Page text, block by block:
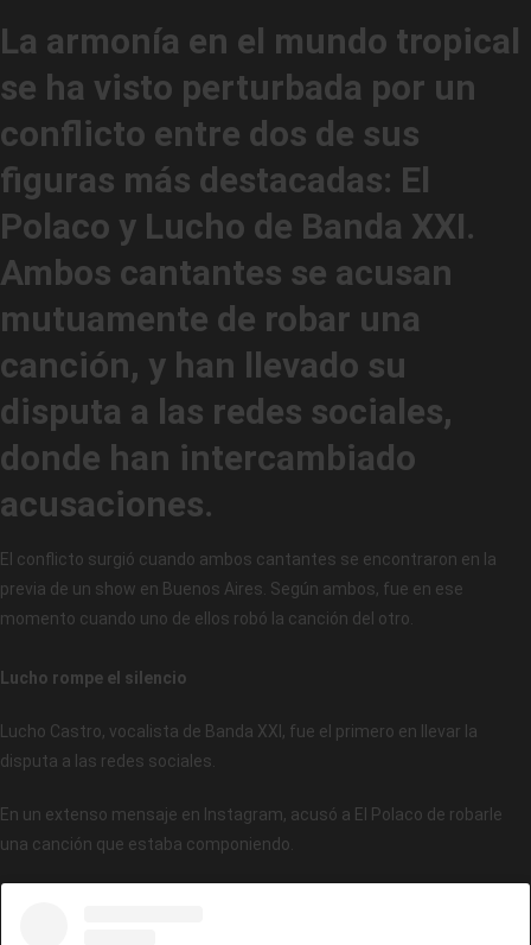
La armonía en el mundo tropical
se ha visto perturbada por un
conflicto entre dos de sus
figuras más destacadas: El
Polaco y Lucho de Banda XXI.
Ambos cantantes se acusan
mutuamente de robar una
canción, y han llevado su
disputa a las redes sociales,
donde han intercambiado
acusaciones.
El conflicto surgió cuando ambos cantantes se encontraron en la
previa de un show en Buenos Aires. Según ambos, fue en ese
momento cuando uno de ellos robó la canción del otro.
Lucho rompe el silencio
Lucho Castro, vocalista de Banda XXI, fue el primero en llevar la
disputa a las redes sociales.
En un extenso mensaje en Instagram, acusó a El Polaco de robarle
una canción que estaba componiendo.